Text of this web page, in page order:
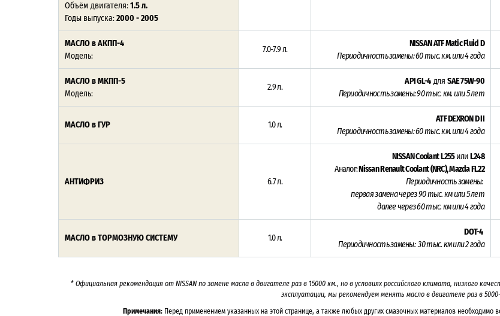
Объём двигателя:1.5 л.
Годы выпуска:2000 - 2005
МАСЛО в АКПП-4
Модель:
7.0-7.9 л.
NISSAN ATF Matic Fluid D
Периодичность замены: 60 тыс. км. или 4 года
МАСЛО в МКПП-5
Модель:
2.9 л.
API GL-4дляSAE 75W-90
Периодичность замены: 90 тыс. км. или 5 лет
МАСЛО в ГУР 1.0 л.
ATF DEXRON D II
Периодичность замены: 60 тыс. км. или 4 года
АНТИФРИЗ 6.7 л.
NISSAN Coolant L255илиL248
Аналог:Nissan Renault Coolant (NRC),Mazda FL22
Периодичность замены:
первая замена через 90 тыс. км или 5 лет
далее через 60 тыс. км или 4 года
МАСЛО в ТОРМОЗНУЮ СИСТЕМУ 1.0 л.
DOT-4
Периодичность замены: 30 тыс. км или 2года
* Официальная рекомендация от NISSAN по замене масла в двигателе раз в 15000 км., но в условиях российского климата, низкого
эксплуатации, мы рекомендуем менять масло в двигателе раз в
Примечания: Перед применением указанных на этой странице, а также любых других смазочных материалов необходимо